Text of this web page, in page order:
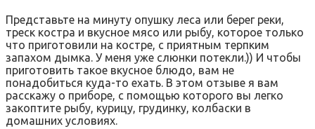
Представьте на минуту опушку леса или берег реки,
треск костра и вкусное мясо или рыбу, которое только
что приготовили на костре, с приятным терпким
запахом дымка. У меня уже слюнки потекли.)) И чтобы
приготовить такое вкусное блюдо, вам не
понадобиться куда-то ехать. В этом отзыве я вам
расскажу о приборе, с помощью которого вы легко
закоптите рыбу, курицу, грудинку, колбаски в
домашних условиях.